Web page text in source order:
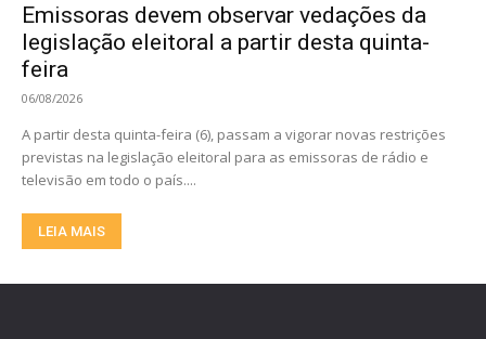
Emissoras devem observar vedações da
legislação eleitoral a partir desta quinta-
feira
06/08/2026
A partir desta quinta-feira (6), passam a vigorar novas restrições
previstas na legislação eleitoral para as emissoras de rádio e
televisão em todo o país....
LEIA MAIS